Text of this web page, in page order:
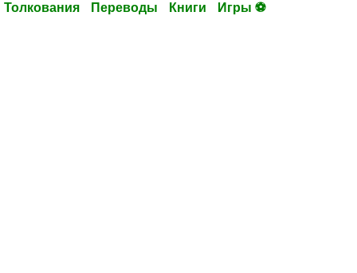
Толкования Переводы Книги Игры ⚽